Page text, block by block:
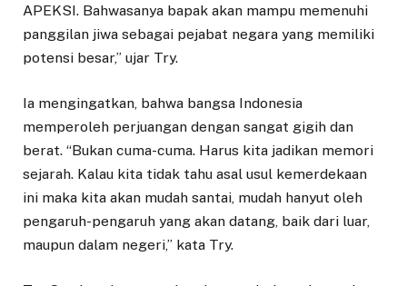
APEKSI. Bahwasanya bapak akan mampu memenuhi
panggilan jiwa sebagai pejabat negara yang memiliki
potensi besar,” ujar Try.
Ia mengingatkan, bahwa bangsa Indonesia
memperoleh perjuangan dengan sangat gigih dan
berat. “Bukan cuma-cuma. Harus kita jadikan memori
sejarah. Kalau kita tidak tahu asal usul kemerdekaan
ini maka kita akan mudah santai, mudah hanyut oleh
pengaruh-pengaruh yang akan datang, baik dari luar,
maupun dalam negeri,” kata Try.